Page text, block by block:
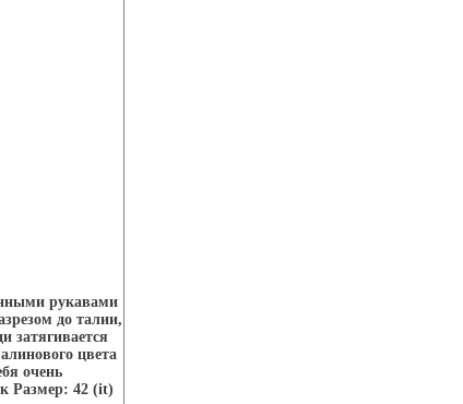
рукавами
до талии,
затягивается
цвета
очень
Размер: 42 (it)